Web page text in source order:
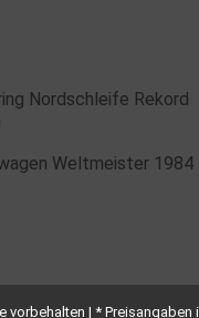
vorbehalten | * Preisangaben